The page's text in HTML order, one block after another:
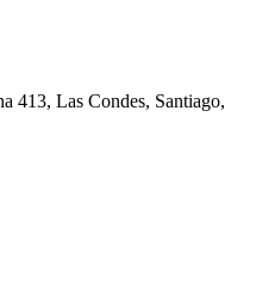
413, Las Condes, Santiago,